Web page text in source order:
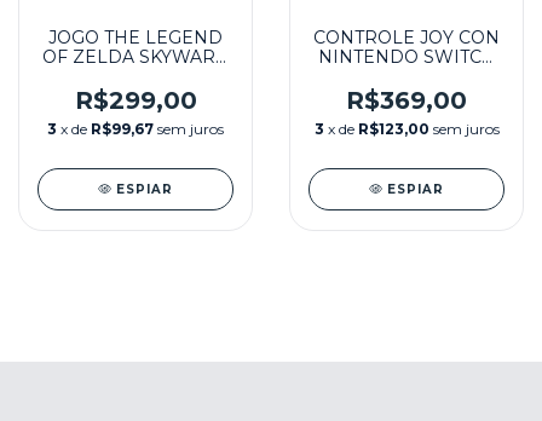
JOGO THE LEGEND
OF ZELDA SKYWARD
SEMINOVO –
NINTENDO SWITCH
R$299,00
3 x de R$99,67 sem juros
ESPIAR
CONTROLE JOY CON
NINTENDO SWITCH
SEMINOVO - SWITCH
R$369,00
3 x de R$123,00 sem juros
ESPIAR